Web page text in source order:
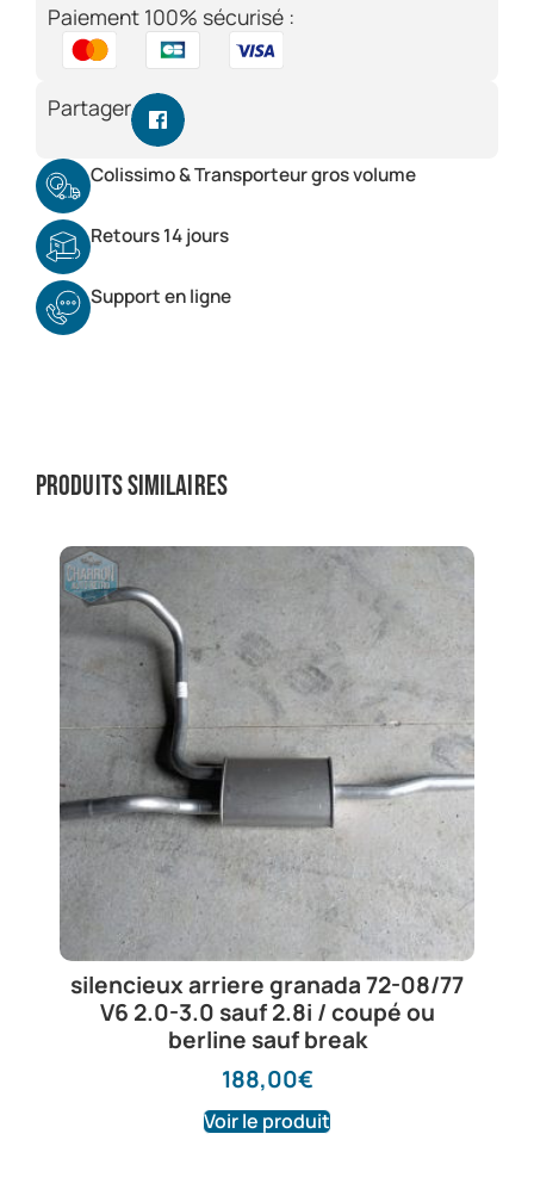
Paiement 100% sécurisé :
Partager
Colissimo & Transporteur gros volume
Retours 14 jours
Support en ligne
Produits similaires
silencieux arriere granada 72-08/77
V6 2.0-3.0 sauf 2.8i / coupé ou
berline sauf break
188,00€
Voir le produit